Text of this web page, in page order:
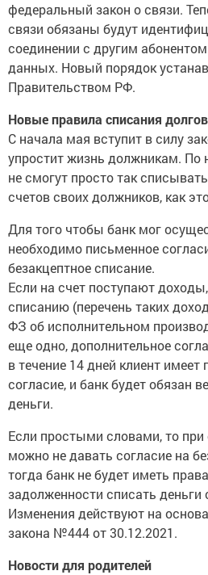
федеральный закон о связи.
связи обязаны будут
соединении с другим
данных. Новый порядок
Правительством РФ.
Новые правила списания долгов
С начала мая вступит в силу
упростит жизнь должникам.
не смогут просто так
счетов своих должников, как
Для того чтобы банк мог
необходимо письменное
безакцептное списание.
Если на счет поступают
списанию (перечень таких
ФЗ об исполнительном
еще одно, дополнительное
в течение 14 дней клиент имеет
согласие, и банк будет обязан
деньги.
Если простыми словами, то
можно не давать согласие на
тогда банк не будет иметь
задолженности списать деньги
Изменения действуют на
закона №444 от 30.12.2021.
Новости для родителей